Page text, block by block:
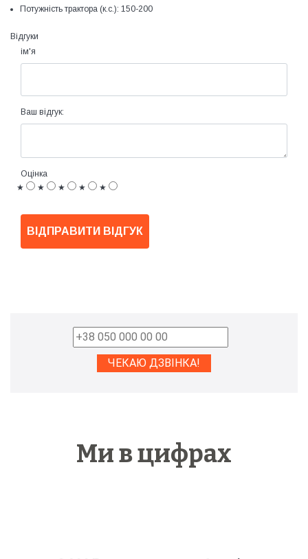
Потужність трактора (к.с.): 150-200
Відгуки
ім'я
Ваш відгук:
Оцінка
★
★
★
★
★
ВІДПРАВИТИ ВІДГУК
Ми в цифрах